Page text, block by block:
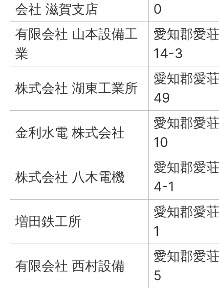
会社 滋賀支店
0
有限会社 山本設備工
業
愛知郡愛
14-3
株式会社 湖東工業所
愛知郡愛
49
金利水電 株式会社
愛知郡愛
10
株式会社 八木電機
愛知郡愛
4-1
増田鉄工所
愛知郡愛
1
有限会社 西村設備
愛知郡愛
5